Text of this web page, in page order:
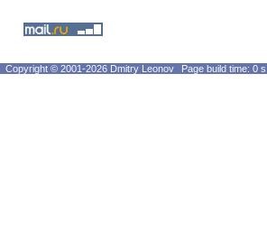
Copyright © 2001-2026 Dmitry Leonov Page build time: 0 s